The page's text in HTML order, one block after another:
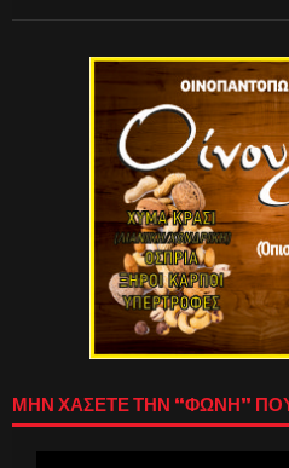
ΜΗΝ ΧΑΣΕΤΕ ΤΗΝ “ΦΩΝΗ”